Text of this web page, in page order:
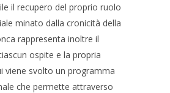
il recupero del proprio ruolo
minato dalla cronicità della
rappresenta inoltre il
ospite e la propria
viene svolto un programma
che permette attraverso